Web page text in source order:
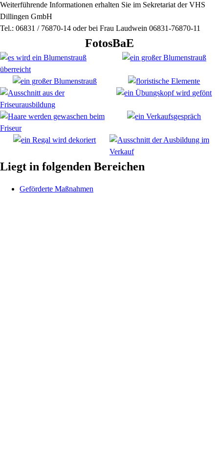
Weiterführende Informationen erhalten Sie im Sekretariat der VHS
Dillingen GmbH
Tel.: 06831 / 76870-14 oder bei Frau Laudwein 06831-76870-11
FotosBaE
Liegt in folgenden Bereichen
Geförderte Maßnahmen